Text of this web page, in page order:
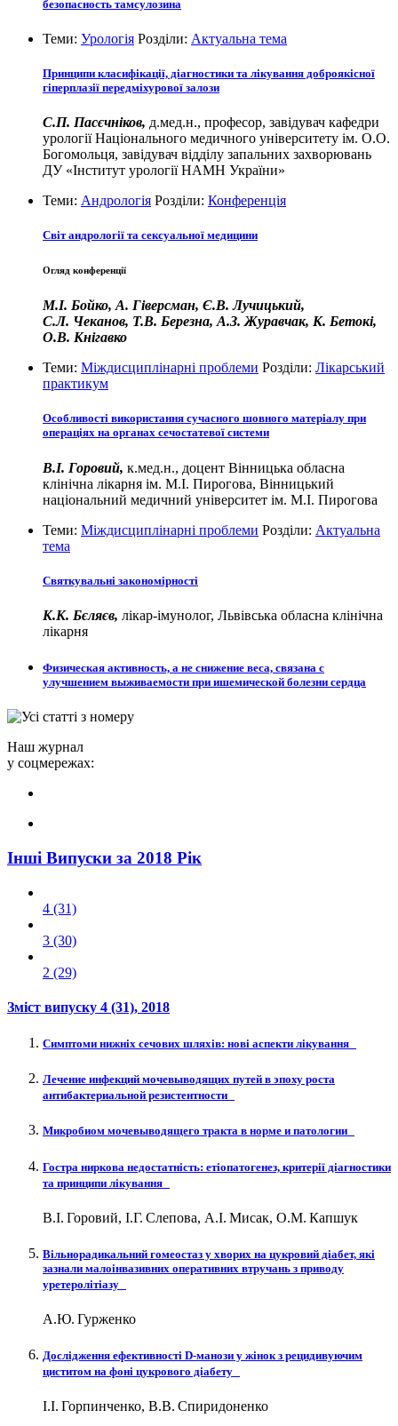
безопасность тамсулозина
Теми: Урологія Розділи: Актуальна тема
Принципи класифікації, діагностики та лікування доброякісної
гіперплазії передміхурової залози
С.П. Пасєчніков, д.мед.н., професор, завідувач кафедри
урології Національного медичного університету ім. О.О.
Богомольця, завідувач відділу запальних захворювань
ДУ «Інститут урології НАМН України»
Теми: Андрологія Розділи: Конференція
Світ андрології та сексуальної медицини
Огляд конференції
М.І. Бойко, А. Гіверсман, Є.В. Лучицький,
С.Л. Чеканов, Т.В. Березна, А.З. Журавчак, К. Бетокі,
О.В. Кнігавко
Теми: Міждисциплінарні проблеми Розділи: Лікарський
практикум
Особливості використання сучасного шовного матеріалу при
операціях на органах сечостатевої системи
В.І. Горовий, к.мед.н., доцент Вінницька обласна
клінічна лікарня ім. М.І. Пирогова, Вінницький
національний медичний університет ім. М.І. Пирогова
Теми: Міждисциплінарні проблеми Розділи: Актуальна
тема
Святкувальні закономірності
К.К. Бєляєв, лікар-імунолог, Львівська обласна клінічна
лікарня
Физическая активность, а не снижение веса, связана с
улучшением выживаемости при ишемической болезни сердца
Наш журнал
у соцмережах:
Інші Випуски за 2018 Рік
4 (31)
3 (30)
2 (29)
Зміст випуску 4 (31), 2018
Симптоми нижніх сечових шляхів: нові аспекти лікування
Лечение инфекций мочевыводящих путей в эпоху роста
антибактериальной резистентности
Микробиом мочевыводящего тракта в норме и патологии
Гостра ниркова недостатність: етіопатогенез, критерії діагностики
та принципи лікування
В.І. Горовий, І.Г. Слепова, А.І. Мисак, О.М. Капшук
Вільнорадикальний гомеостаз у хворих на цукровий діабет, які
зазнали малоінвазивних оперативних втручань з приводу
уретеролітіазу
А.Ю. Гурженко
Дослідження ефективності D-манози у жінок з рецидивуючим
циститом на фоні цукрового діабету
І.І. Горпинченко, В.В. Спиридоненко